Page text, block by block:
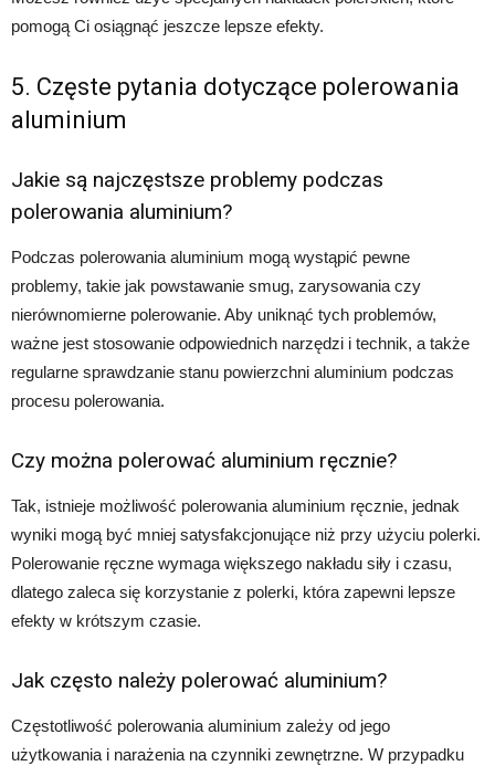
pomogą Ci osiągnąć jeszcze lepsze efekty.
5. Częste pytania dotyczące polerowania
aluminium
Jakie są najczęstsze problemy podczas
polerowania aluminium?
Podczas polerowania aluminium mogą wystąpić pewne
problemy, takie jak powstawanie smug, zarysowania czy
nierównomierne polerowanie. Aby uniknąć tych problemów,
ważne jest stosowanie odpowiednich narzędzi i technik, a także
regularne sprawdzanie stanu powierzchni aluminium podczas
procesu polerowania.
Czy można polerować aluminium ręcznie?
Tak, istnieje możliwość polerowania aluminium ręcznie, jednak
wyniki mogą być mniej satysfakcjonujące niż przy użyciu polerki.
Polerowanie ręczne wymaga większego nakładu siły i czasu,
dlatego zaleca się korzystanie z polerki, która zapewni lepsze
efekty w krótszym czasie.
Jak często należy polerować aluminium?
Częstotliwość polerowania aluminium zależy od jego
użytkowania i narażenia na czynniki zewnętrzne. W przypadku